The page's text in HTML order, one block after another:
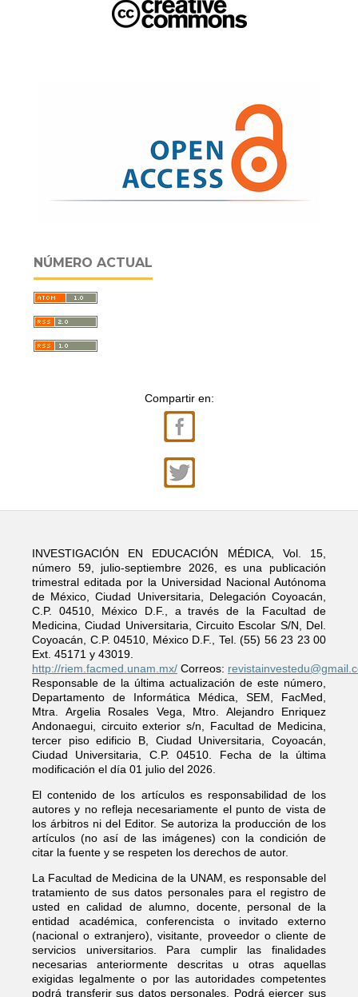
NÚMERO ACTUAL
Compartir en:
INVESTIGACIÓN EN EDUCACIÓN MÉDICA, Vol. 15,
número 59, julio-septiembre 2026, es una publicación
trimestral editada por la Universidad Nacional Autónoma
de México, Ciudad Universitaria, Delegación Coyoacán,
C.P. 04510, México D.F., a través de la Facultad de
Medicina, Ciudad Universitaria, Circuito Escolar S/N, Del.
Coyoacán, C.P. 04510, México D.F., Tel. (55) 56 23 23 00
Ext. 45171 y 43019.
http://riem.facmed.unam.mx/ Correos:
Responsable de la última actualización de este número,
Departamento de Informática Médica, SEM, FacMed,
Mtra. Argelia Rosales Vega, Mtro. Alejandro Enriquez
Andonaegui, circuito exterior s/n, Facultad de Medicina,
tercer piso edificio B, Ciudad Universitaria, Coyoacán,
Ciudad Universitaria, C.P. 04510. Fecha de la última
modificación el día 01 julio del 2026.
El contenido de los artículos es responsabilidad de los
autores y no refleja necesariamente el punto de vista de
los árbitros ni del Editor. Se autoriza la producción de los
artículos (no así de las imágenes) con la condición de
citar la fuente y se respeten los derechos de autor.
La Facultad de Medicina de la UNAM, es responsable del
tratamiento de sus datos personales para el registro de
usted en calidad de alumno, docente, personal de la
entidad académica, conferencista o invitado externo
(nacional o extranjero), visitante, proveedor o cliente de
servicios universitarios. Para cumplir las finalidades
necesarias anteriormente descritas u otras aquellas
exigidas legalmente o por las autoridades competentes
podrá transferir sus datos personales. Podrá ejercer sus